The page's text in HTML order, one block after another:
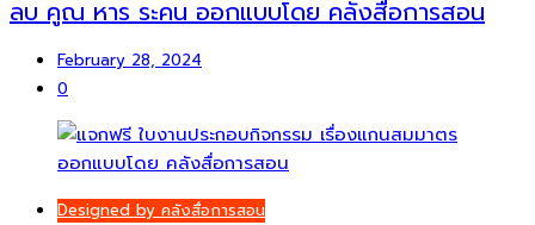
ลบ คูณ หาร ระคน ออกแบบโดย คลังสื่อการสอน
February 28, 2024
0
Designed by คลังสื่อการสอน